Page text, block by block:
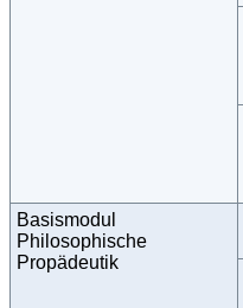
Basismodul
Philosophische
Propädeutik